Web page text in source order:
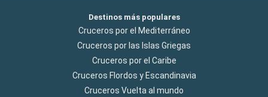
Destinos más populares
Cruceros por el Mediterráneo
Cruceros por las Islas Griegas
Cruceros por el Caribe
Cruceros Flordos y Escandinavia
Cruceros Vuelta al mundo